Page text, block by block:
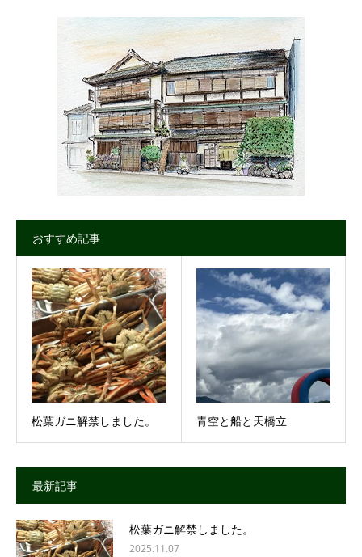
おすすめ記事
松葉ガニ解禁しました。 青空と船と天橋立
最新記事
松葉ガニ解禁しました。
2025.11.07